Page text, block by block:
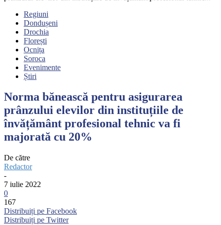
Regiuni
Dondușeni
Drochia
Florești
Ocnița
Soroca
Evenimente
Știri
Norma bănească pentru asigurarea
prânzului elevilor din instituțiile de
învățământ profesional tehnic va fi
majorată cu 20%
De către
Redactor
-
7 iulie 2022
0
167
Distribuiți pe Facebook
Distribuiți pe Twitter